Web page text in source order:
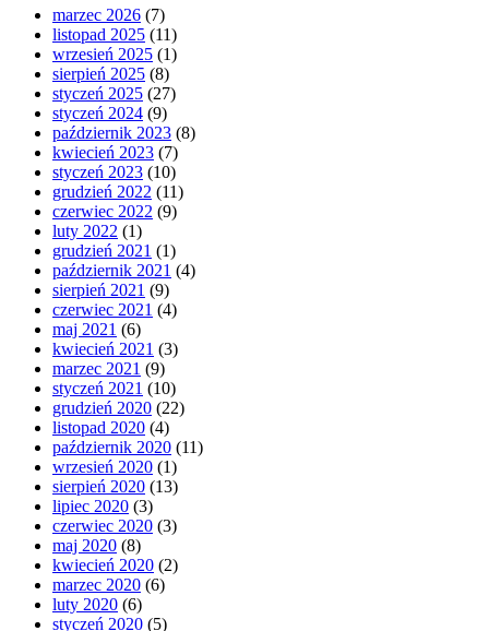
marzec 2026 (7)
listopad 2025 (11)
wrzesień 2025 (1)
sierpień 2025 (8)
styczeń 2025 (27)
styczeń 2024 (9)
październik 2023 (8)
kwiecień 2023 (7)
styczeń 2023 (10)
grudzień 2022 (11)
czerwiec 2022 (9)
luty 2022 (1)
grudzień 2021 (1)
październik 2021 (4)
sierpień 2021 (9)
czerwiec 2021 (4)
maj 2021 (6)
kwiecień 2021 (3)
marzec 2021 (9)
styczeń 2021 (10)
grudzień 2020 (22)
listopad 2020 (4)
październik 2020 (11)
wrzesień 2020 (1)
sierpień 2020 (13)
lipiec 2020 (3)
czerwiec 2020 (3)
maj 2020 (8)
kwiecień 2020 (2)
marzec 2020 (6)
luty 2020 (6)
styczeń 2020 (5)